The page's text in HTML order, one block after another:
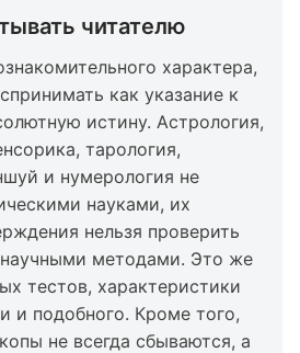
читателю
характера,
как указание к
истину. Астрология,
тарология,
и нумерология не
науками, их
нельзя проверить
методами. Это же
тестов, характеристики
и подобного. Кроме того,
не всегда сбываются, а